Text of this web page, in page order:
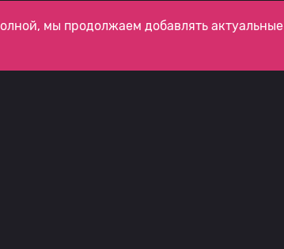
мы продолжаем добавлять актуальные